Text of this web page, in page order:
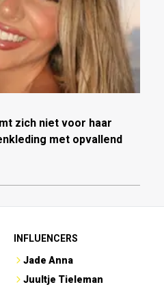
zich niet voor haar
met opvallend
INFLUENCERS
Jade Anna
Juultje Tieleman